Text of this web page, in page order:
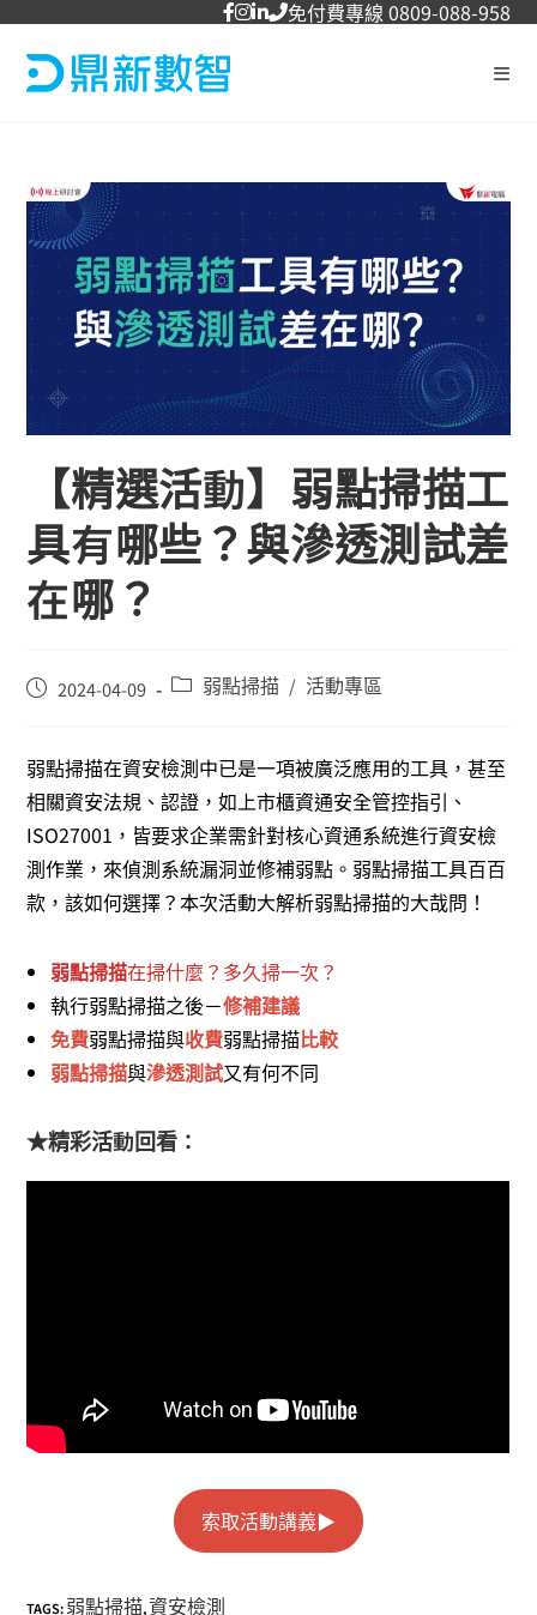
免付費專線 0809-088-958
【精選活動】弱點掃描工
具有哪些？與滲透測試差
在哪？
2024-04-09 弱點掃描 / 活動專區
弱點掃描在資安檢測中已是一項被廣泛應用的工具，甚至
相關資安法規、認證，如上市櫃資通安全管控指引、
ISO27001，皆要求企業需針對核心資通系統進行資安檢
測作業，來偵測系統漏洞並修補弱點。弱點掃描工具百百
款，該如何選擇？本次活動大解析弱點掃描的大哉問！
弱點掃描在掃什麼？多久掃一次？
執行弱點掃描之後－修補建議
免費弱點掃描與收費弱點掃描比較
弱點掃描與滲透測試又有何不同
★精彩活動回看：
索取活動講義▶︎
TAGS:弱點掃描,資安檢測